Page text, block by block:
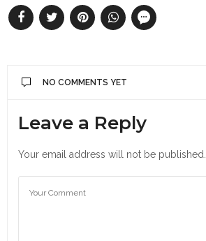
NO COMMENTS YET
Leave a Reply
Your email address will not be published.